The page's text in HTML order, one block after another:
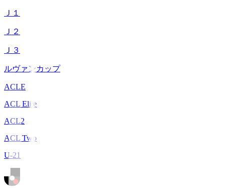
Ｊ１
Ｊ２
Ｊ３
ルヴァンカップ
ACLE
ACL Elite
ACL2
ACL Two
U-21